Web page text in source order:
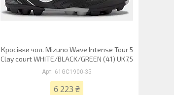
Кросівки чол. Mizuno Wave Intense Tour 5
Clay court WHITE/BLACK/GREEN (41) UK7,5
61GC1900-35
6 223 ₴